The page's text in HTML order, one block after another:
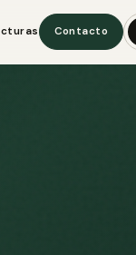
Contacto